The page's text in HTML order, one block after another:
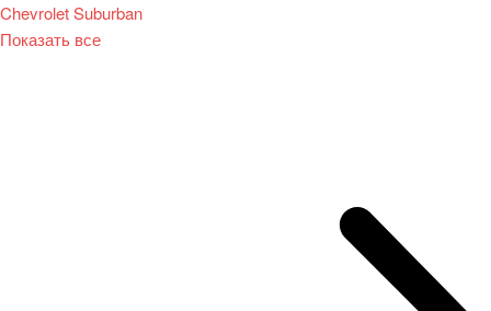
Chevrolet Suburban
Показать все